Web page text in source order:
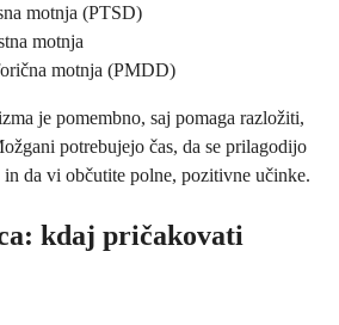
motnja (PTSD)
motnja
motnja (PMDD)
je pomembno, saj pomaga razložiti,
potrebujejo čas, da se prilagodijo
da vi občutite polne, pozitivne učinke.
kdaj pričakovati